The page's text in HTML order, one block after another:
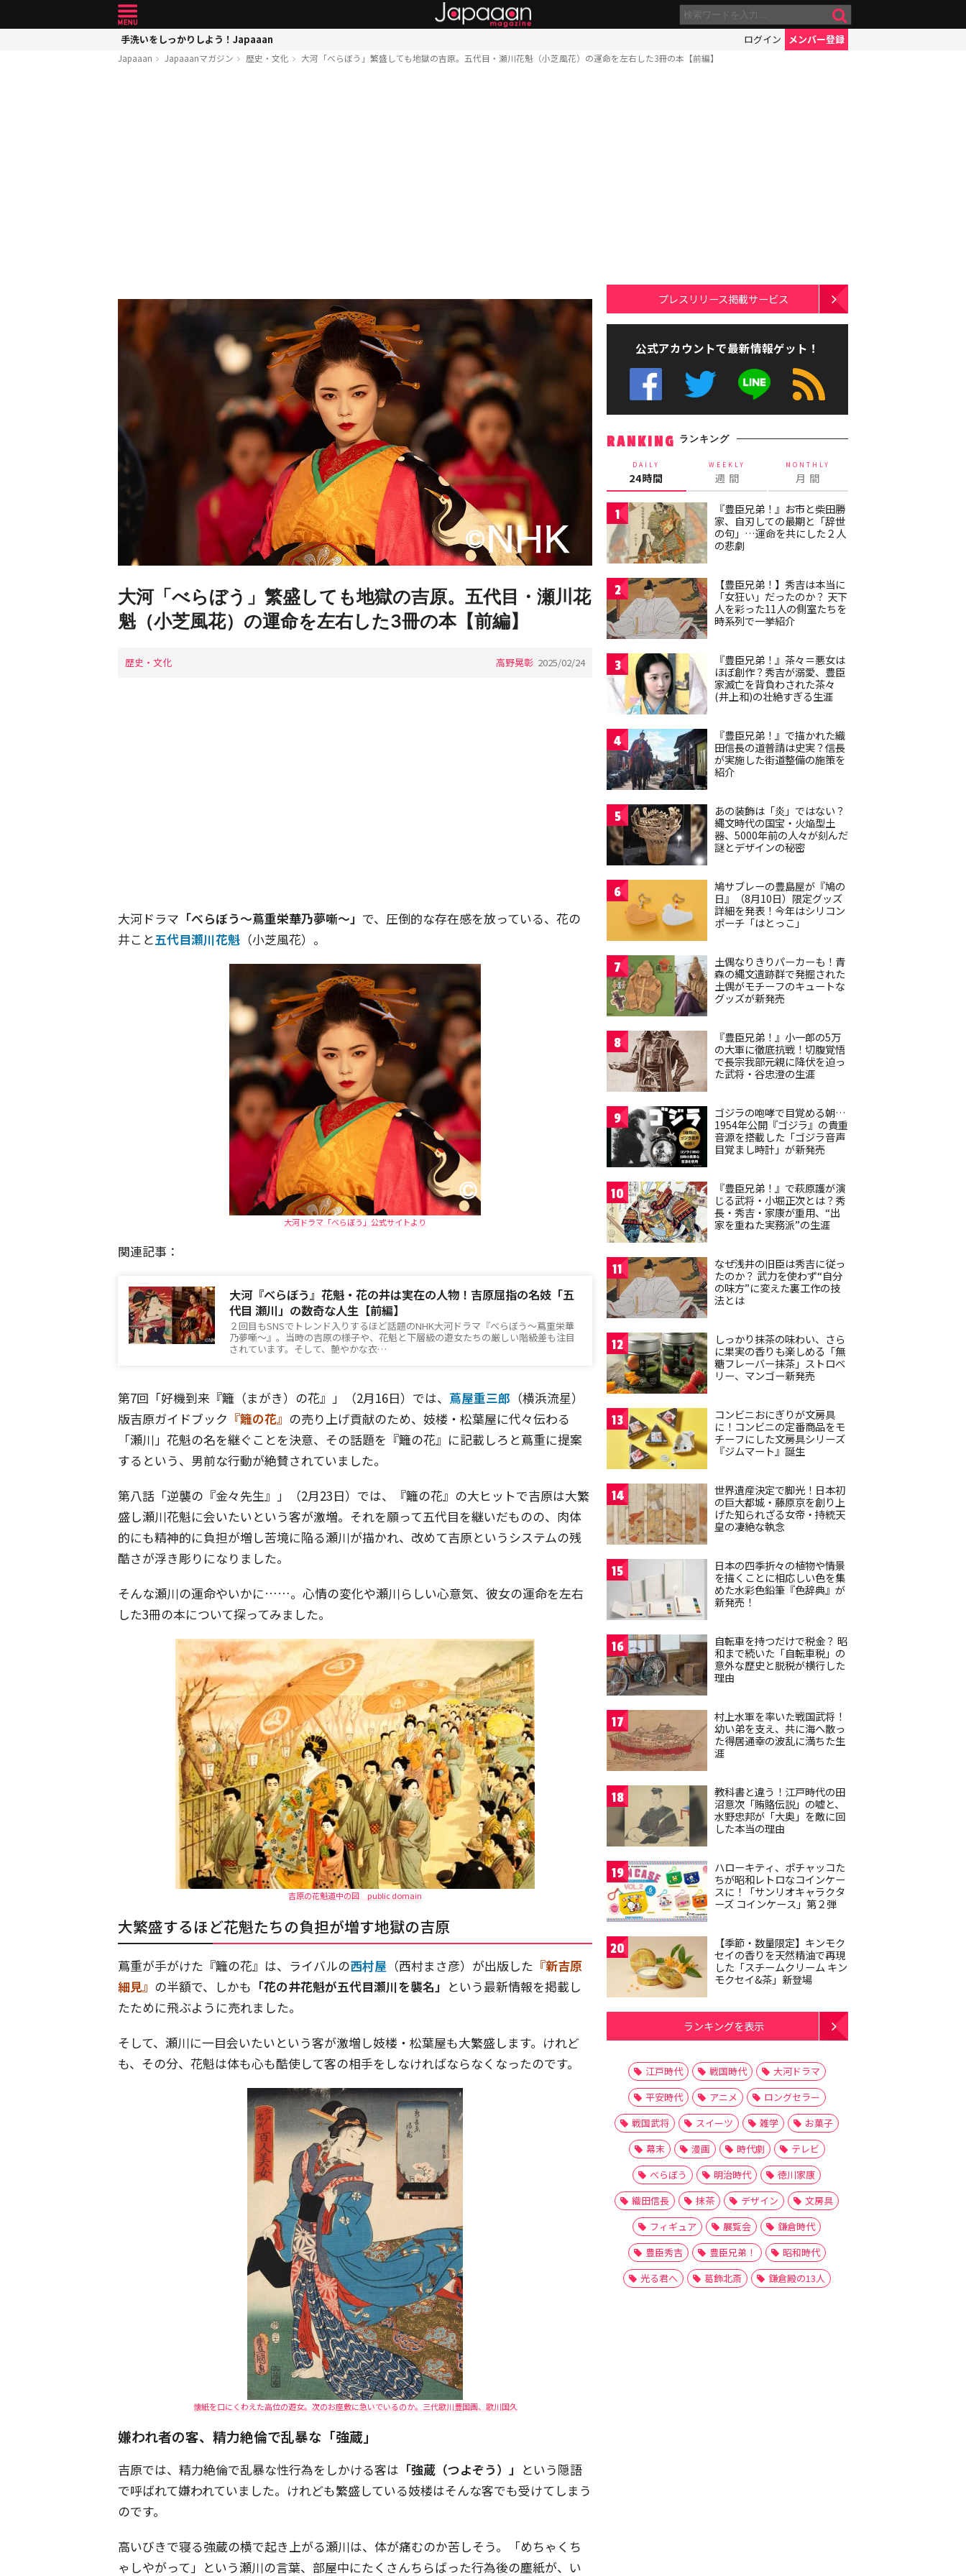
手洗いをしっかりしよう！Japaaan ログイン メンバー登録
Japaaan Japaaanマガジン 歴史・文化 大河「べらぼう」繁盛しても地獄の吉原。五代目・瀬川花魁（小芝風花）の運命を左右した3冊の本【前編】
大河「べらぼう」繁盛しても地獄の吉原。五代目・瀬川花
魁（小芝風花）の運命を左右した3冊の本【前編】
歴史・文化 高野晃彰 2025/02/24
大河ドラマ 「べらぼう〜蔦重栄華乃夢噺〜」 で、圧倒的な存在感を放っている、花の
井こと五代目瀬川花魁 （小芝風花）。
大河ドラマ「べらぼう」公式サイトより
関連記事：
大河『べらぼう』花魁・花の井は実在の人物！吉原屈指の名妓「五
代目 瀬川」の数奇な人生【前編】
２回目もSNSでトレンド入りするほど話題のNHK大河ドラマ『べらぼう～蔦重栄華
乃夢噺～』。当時の吉原の様子や、花魁と下層級の遊女たちの厳しい階級差も注目
されています。そして、艶やかな衣…
第7回「好機到来『籬（まがき）の花』」（2月16日）では、 蔦屋重三郎 （横浜流星）
版吉原ガイドブック 『籬の花』 の売り上げ貢献のため、妓楼・松葉屋に代々伝わる
「瀬川」花魁の名を継ぐことを決意、その話題を『籬の花』に記載しろと蔦重に提案
するという、男前な行動が絶賛されていました。
第八話「逆襲の『金々先生』」（2月23日）では、『籬の花』の大ヒットで吉原は大繁
盛し瀬川花魁に会いたいという客が激増。それを願って五代目を継いだものの、肉体
的にも精神的に負担が増し苦境に陥る瀬川が描かれ、改めて吉原というシステムの残
酷さが浮き彫りになりました。
そんな瀬川の運命やいかに……。心情の変化や瀬川らしい心意気、彼女の運命を左右
した3冊の本について探ってみました。
吉原の花魁道中の図 public domain
大繁盛するほど花魁たちの負担が増す地獄の吉原
蔦重が手がけた『籬の花』は、ライバルの西村屋 （西村まさ彦）が出版した 『新吉原
細見』 の半額で、しかも 「花の井花魁が五代目瀬川を襲名」 という最新情報を掲載し
たために飛ぶように売れました。
そして、瀬川に一目会いたいという客が激増し妓楼・松葉屋も大繁盛します。けれど
も、その分、花魁は体も心も酷使して客の相手をしなければならなくなったのです。
懐紙を口にくわえた高位の遊女。次のお座敷に急いでいるのか。三代歌川豊国画、歌川国久
嫌われ者の客、精力絶倫で乱暴な「強蔵」
吉原では、精力絶倫で乱暴な性行為をしかける客は 「強蔵（つよぞう）」 という隠語
で呼ばれて嫌われていました。けれども繁盛している妓楼はそんな客でも受けてしまう
のです。
高いびきで寝る強蔵の横で起き上がる瀬川は、体が痛むのか苦しそう。「めちゃくち
ゃしやがって」という瀬川の言葉、部屋中にたくさんちらばった行為後の塵紙が、い
プレスリリース掲載サービス
公式アカウントで最新情報ゲット！
RANKING ランキング
DAILY
24時間
WEEKLY
週 間
MONTHLY
月 間
1
『豊臣兄弟！』お市と柴田勝
家、自刃しての最期と「辞世
の句」…運命を共にした２人
の悲劇
2
【豊臣兄弟！】秀吉は本当に
「女狂い」だったのか？ 天下
人を彩った11人の側室たちを
時系列で一挙紹介
3
『豊臣兄弟！』茶々＝悪女は
ほぼ創作？秀吉が溺愛、豊臣
家滅亡を背負わされた茶々
(井上和)の壮絶すぎる生涯
4
『豊臣兄弟！』で描かれた織
田信長の道普請は史実？信長
が実施した街道整備の施策を
紹介
5
あの装飾は「炎」ではない？
縄文時代の国宝・火焔型土
器、5000年前の人々が刻んだ
謎とデザインの秘密
6
鳩サブレーの豊島屋が『鳩の
日』（8月10日）限定グッズ
詳細を発表！今年はシリコン
ポーチ「はとっこ」
7
土偶なりきりパーカーも！青
森の縄文遺跡群で発掘された
土偶がモチーフのキュートな
グッズが新発売
8
『豊臣兄弟！』小一郎の5万
の大軍に徹底抗戦！切腹覚悟
で長宗我部元親に降伏を迫っ
た武将・谷忠澄の生涯
9
ゴジラの咆哮で目覚める朝…
1954年公開『ゴジラ』の貴重
音源を搭載した「ゴジラ音声
目覚まし時計」が新発売
10
『豊臣兄弟！』で萩原護が演
じる武将・小堀正次とは？秀
長・秀吉・家康が重用、“出
家を重ねた実務派”の生涯
11
なぜ浅井の旧臣は秀吉に従っ
たのか？ 武力を使わず“自分
の味方”に変えた裏工作の技
法とは
12
しっかり抹茶の味わい、さら
に果実の香りも楽しめる「無
糖フレーバー抹茶」ストロベ
リー、マンゴー新発売
13
コンビニおにぎりが文房具
に！コンビニの定番商品をモ
チーフにした文房具シリーズ
『ジムマート』誕生
14
世界遺産決定で脚光！日本初
の巨大都城・藤原京を創り上
げた知られざる女帝・持統天
皇の凄絶な執念
15
日本の四季折々の植物や情景
を描くことに相応しい色を集
めた水彩色鉛筆『色辞典』が
新発売！
16
自転車を持つだけで税金？ 昭
和まで続いた「自転車税」の
意外な歴史と脱税が横行した
理由
17
村上水軍を率いた戦国武将！
幼い弟を支え、共に海へ散っ
た得居通幸の波乱に満ちた生
涯
18
教科書と違う！江戸時代の田
沼意次「賄賂伝説」の嘘と、
水野忠邦が「大奥」を敵に回
した本当の理由
19
ハローキティ、ポチャッコた
ちが昭和レトロなコインケー
スに！「サンリオキャラクタ
ーズ コインケース」第２弾
20
【季節・数量限定】キンモク
セイの香りを天然精油で再現
した「スチームクリーム キン
モクセイ&茶」新登場
ランキングを表示
江戸時代 戦国時代
大河ドラマ
平安時代
アニメ
ロングセラー
戦国武将
スイーツ 雑学
お菓子
幕末
漫画 時代劇
テレビ
べらぼう
明治時代
徳川家康
織田信長
抹茶 デザイン
文房具
フィギュア
展覧会
鎌倉時代
豊臣秀吉
豊臣兄弟！
昭和時代
光る君へ
葛飾北斎 鎌倉殿の13人